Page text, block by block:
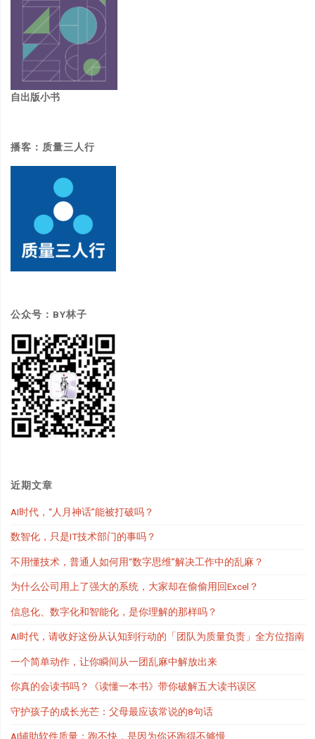
成
功"
自出版小书
播客：质量三人行
公众号：BY林子
近期文章
AI时代，“人月神话”能被打破吗？
数智化，只是IT技术部门的事吗？
不用懂技术，普通人如何用“数字思维”解决工作中的乱麻？
为什么公司用上了强大的系统，大家却在偷偷用回Excel？
信息化、数字化和智能化，是你理解的那样吗？
AI时代，请收好这份从认知到行动的「团队为质量负责」全方位指南
一个简单动作，让你瞬间从一团乱麻中解放出来
你真的会读书吗？《读懂一本书》带你破解五大读书误区
守护孩子的成长光芒：父母最应该常说的8句话
AI辅助软件质量：跑不快，是因为你还跑得不够慢